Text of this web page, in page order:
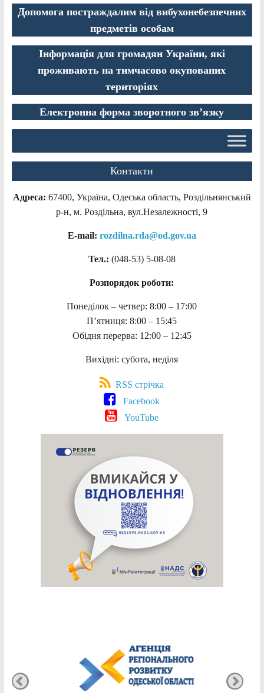
Допомога постраждалим від вибухонебезпечних
предметів особам
Інформація для громадян України, які
проживають на тимчасово окупованих
територіях
Електронна форма зворотного зв’язку
Контакти
Адреса: 67400, Україна, Одеська область, Роздільнянський
р-н, м. Роздільна, вул.Незалежності, 9
E-mail: rozdilna.rda@od.gov.ua
Тел.: (048-53) 5-08-08
Розпорядок роботи:
Понеділок – четвер: 8:00 – 17:00
П’ятниця: 8:00 – 15:45
Обідня перерва: 12:00 – 12:45
Вихідні: субота, неділя
RSS стрічка
Facebook
YouTube